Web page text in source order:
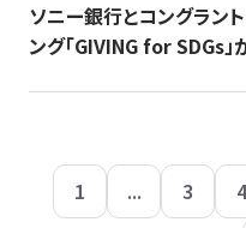
ソニー銀行とコングラン
ング「GIVING for SDGs
1 ... 3 4